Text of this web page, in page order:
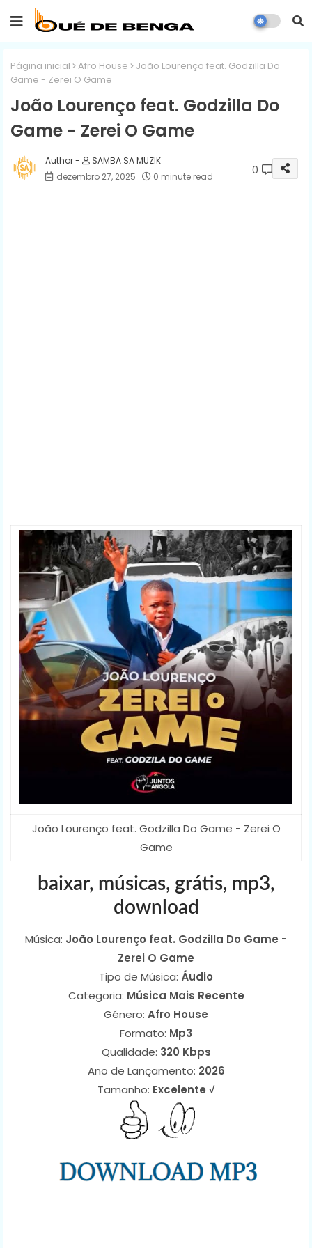
Página inicial Afro House
João Lourenço feat. Godzilla Do
Game - Zerei O Game
João Lourenço feat. Godzilla Do
Game - Zerei O Game
SAMBA SA MUZIK
dezembro 27, 2025
0 minute read 0
João Lourenço feat. Godzilla Do Game - Zerei O
Game
baixar, músicas, grátis, mp3,
download
Música: João Lourenço feat. Godzilla Do Game -
Zerei O Game
Tipo de Música: Áudio
Categoria: Música Mais Recente
Género: Afro House
Formato: Mp3
Qualidade: 320 Kbps
Ano de Lançamento: 2026
Tamanho: Excelente √